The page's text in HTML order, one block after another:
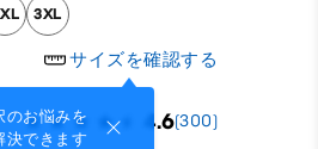
3XL
サイズを確認する
のお悩みを
決できます
4.6(300)